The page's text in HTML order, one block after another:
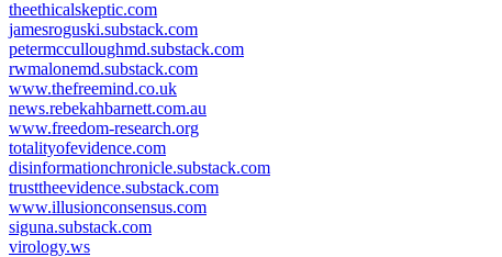
theethicalskeptic.com
jamesroguski.substack.com
petermcculloughmd.substack.com
rwmalonemd.substack.com
www.thefreemind.co.uk
news.rebekahbarnett.com.au
www.freedom-research.org
totalityofevidence.com
disinformationchronicle.substack.com
trusttheevidence.substack.com
www.illusionconsensus.com
siguna.substack.com
virology.ws